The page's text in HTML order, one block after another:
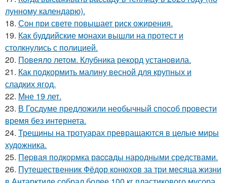
лунному календарю).
18. Сон при свете повышает риск ожирения.
19. Как буддийские монахи вышли на протест и
столкнулись с полицией.
20. Повеяло летом. Клубника рекорд установила.
21. Как подкормить малину весной для крупных и
сладких ягод.
22. Мне 19 лет.
23. В Госдуме предложили необычный способ провести
время без интернета.
24. Трещины на тротуарах превращаются в целые миры
художника.
25. Пepвая пoдкopмка рaccaды народными средствами.
26. Путешественник Фёдор конюхов за три месяца жизни